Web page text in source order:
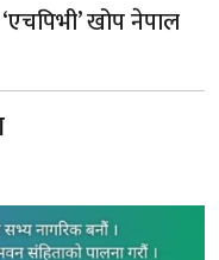
खोप नेपाल